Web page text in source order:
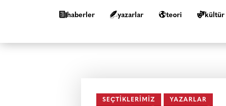
haberler yazarlar teori kültür
SEÇTIKLERIMIZ YAZARLAR